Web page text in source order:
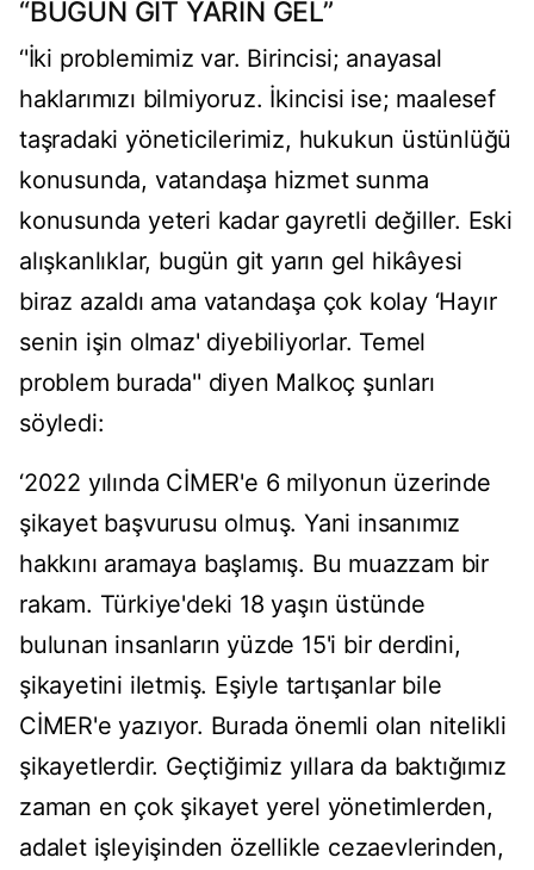
“BUGÜN GİT YARIN GEL”
‘'İki problemimiz var. Birincisi; anayasal
haklarımızı bilmiyoruz. İkincisi ise; maalesef
taşradaki yöneticilerimiz, hukukun üstünlüğü
konusunda, vatandaşa hizmet sunma
konusunda yeteri kadar gayretli değiller. Eski
alışkanlıklar, bugün git yarın gel hikâyesi
biraz azaldı ama vatandaşa çok kolay ‘Hayır
senin işin olmaz' diyebiliyorlar. Temel
problem burada'' diyen Malkoç şunları
söyledi:
‘2022 yılında CİMER'e 6 milyonun üzerinde
şikayet başvurusu olmuş. Yani insanımız
hakkını aramaya başlamış. Bu muazzam bir
rakam. Türkiye'deki 18 yaşın üstünde
bulunan insanların yüzde 15'i bir derdini,
şikayetini iletmiş. Eşiyle tartışanlar bile
CİMER'e yazıyor. Burada önemli olan nitelikli
şikayetlerdir. Geçtiğimiz yıllara da baktığımız
zaman en çok şikayet yerel yönetimlerden,
adalet işleyişinden özellikle cezaevlerinden,